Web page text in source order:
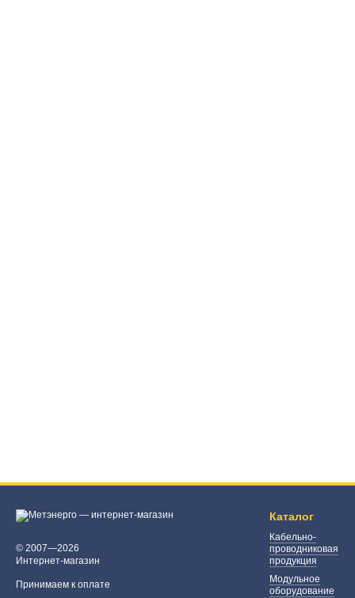
© 2007—2026
Интернет-магазин
Принимаем к оплате
Каталог
Кабельно-
проводниковая
продукция
Модульное
оборудование